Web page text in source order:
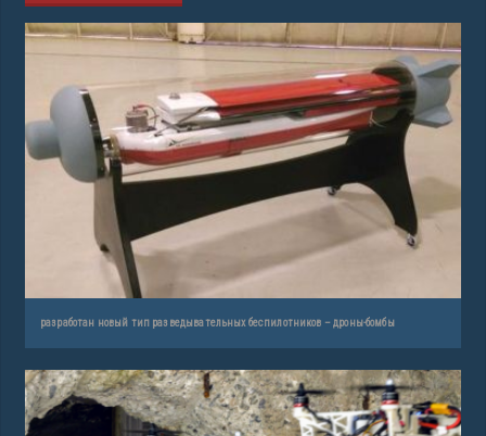
разработан новый тип разведывательных беспилотников – дроны-бомбы